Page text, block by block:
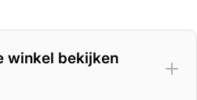
km
km
winkel bekijken